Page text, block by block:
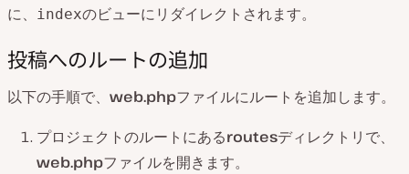
に、
indexのビューにリダイレクトされます。
投稿へのルートの追加
以下の手順で、 web.phpファイルにルートを追加します。
プロジェクトのルートにあるroutesディレクトリで、
web.phpファイルを開きます。